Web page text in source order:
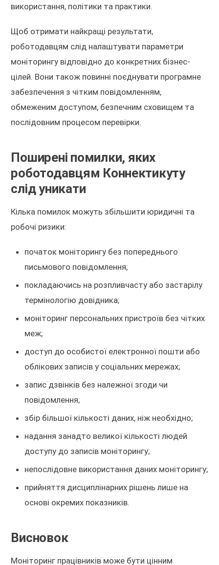
використання, політики та практики.
Щоб отримати найкращі результати,
роботодавцям слід налаштувати параметри
моніторингу відповідно до конкретних бізнес-
цілей. Вони також повинні поєднувати програмне
забезпечення з чітким повідомленням,
обмеженим доступом, безпечним сховищем та
послідовним процесом перевірки.
Поширені помилки, яких
роботодавцям Коннектикуту
слід уникати
Кілька помилок можуть збільшити юридичні та
робочі ризики:
початок моніторингу без попереднього
письмового повідомлення;
покладаючись на розпливчасту або застарілу
термінологію довідника;
моніторинг персональних пристроїв без чітких
меж;
доступ до особистої електронної пошти або
облікових записів у соціальних мережах;
запис дзвінків без належної згоди чи
повідомлення;
збір більшої кількості даних, ніж необхідно;
надання занадто великої кількості людей
доступу до записів моніторингу;
непослідовне використання даних моніторингу;
прийняття дисциплінарних рішень лише на
основі окремих показників.
Висновок
Моніторинг працівників може бути цінним